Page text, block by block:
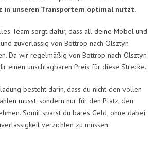
in unseren Transportern optimal nutzt.
Team sorgt dafür, dass all deine Möbel und
zuverlässig von Bottrop nach Olsztyn
Da wir regelmäßig von Bottrop nach Olsztyn
einen unschlagbaren Preis für diese Strecke.
besteht darin, dass du nicht den vollen
musst, sondern nur für den Platz, den
Somit sparst du bares Geld, ohne dabei
verzichten zu müssen.